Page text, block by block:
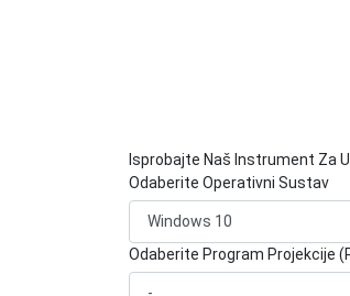
Isprobajte Naš Instrument Za
Odaberite Operativni Sustav
Odaberite Program Projekcije